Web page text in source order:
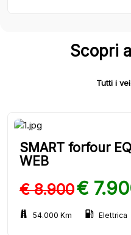
Scopri
Tutti i
SMART forfour
WEB
€ 8.900€
54.000 Km Elettrica